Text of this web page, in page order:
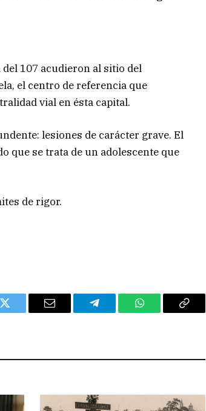
107 acudieron al sitio del
el centro de referencia que
vial en ésta capital.
lesiones de carácter grave. El
que se trata de un adolescente que
de rigor.
Twitter Email Telegram WhatsAppCopy